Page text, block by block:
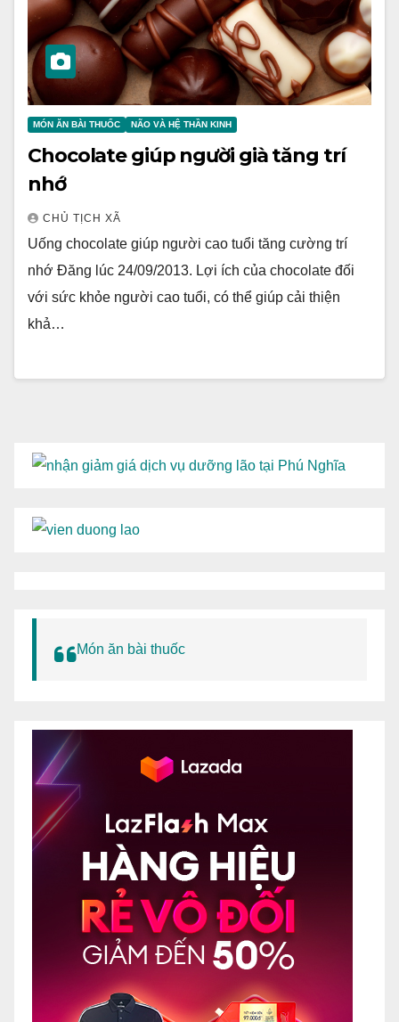
MÓN ĂN BÀI THUỐC NÃO VÀ HỆ THẦN KINH
Chocolate giúp người già tăng trí
nhớ
CHỦ TỊCH XÃ
Uống chocolate giúp người cao tuổi tăng cường trí
nhớ Đăng lúc 24/09/2013. Lợi ích của chocolate đối
với sức khỏe người cao tuổi, có thể giúp cải thiện
khả…
Món ăn bài thuốc